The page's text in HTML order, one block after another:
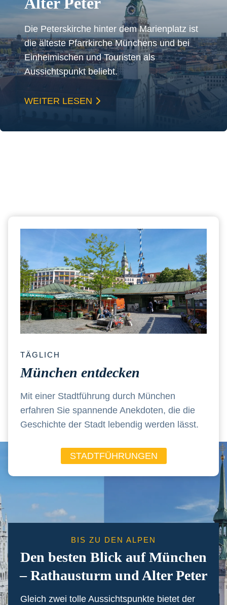
Die Peterskirche hinter dem Marienplatz ist
die älteste Pfarrkirche Münchens und bei
Einheimischen und Touristen als
Aussichtspunkt beliebt.
WEITER LESEN
TÄGLICH
München entdecken
Mit einer Stadtführung durch München
erfahren Sie spannende Anekdoten, die die
Geschichte der Stadt lebendig werden lässt.
STADTFÜHRUNGEN
BIS ZU DEN ALPEN
Den besten Blick auf München
– Rathausturm und Alter Peter
Gleich zwei tolle Aussichtspunkte bietet der